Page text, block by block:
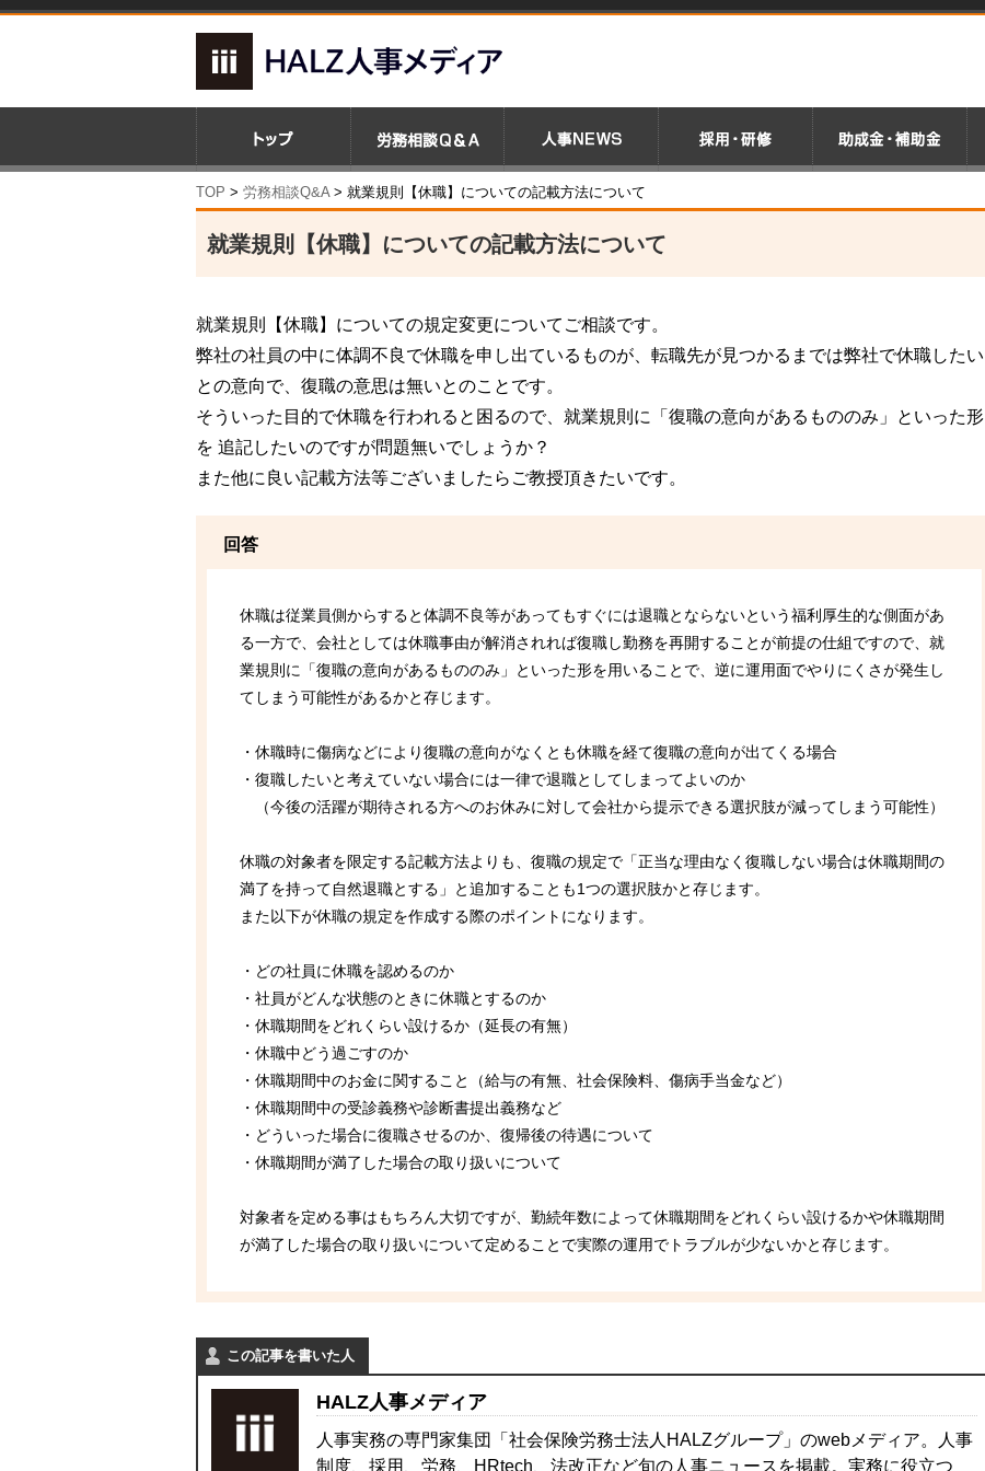
TOP > 労務相談Q&A> 就業規則【休職】についての記載方法について
就業規則【休職】についての記載方法について
就業規則【休職】についての規定変更についてご相談です。
弊社の社員の中に体調不良で休職を申し出ているものが、転職先が見つかるまでは弊社で休職したい
との意向で、復職の意思は無いとのことです。
そういった目的で休職を行われると困るので、就業規則に「復職の意向があるもののみ」といった形
を 追記したいのですが問題無いでしょうか？
また他に良い記載方法等ございましたらご教授頂きたいです。
回答
休職は従業員側からすると体調不良等があってもすぐには退職とならないという福利厚生的な側面があ
る一方で、会社としては休職事由が解消されれば復職し勤務を再開することが前提の仕組ですので、就
業規則に「復職の意向があるもののみ」といった形を用いることで、逆に運用面でやりにくさが発生し
てしまう可能性があるかと存じます。
・休職時に傷病などにより復職の意向がなくとも休職を経て復職の意向が出てくる場合
・復職したいと考えていない場合には一律で退職としてしまってよいのか
（今後の活躍が期待される方へのお休みに対して会社から提示できる選択肢が減ってしまう可能性）
休職の対象者を限定する記載方法よりも、復職の規定で「正当な理由なく復職しない場合は休職期間の
満了を持って自然退職とする」と追加することも1つの選択肢かと存じます。
また以下が休職の規定を作成する際のポイントになります。
・どの社員に休職を認めるのか
・社員がどんな状態のときに休職とするのか
・休職期間をどれくらい設けるか（延長の有無）
・休職中どう過ごすのか
・休職期間中のお金に関すること（給与の有無、社会保険料、傷病手当金など）
・休職期間中の受診義務や診断書提出義務など
・どういった場合に復職させるのか、復帰後の待遇について
・休職期間が満了した場合の取り扱いについて
対象者を定める事はもちろん大切ですが、勤続年数によって休職期間をどれくらい設けるかや休職期間
が満了した場合の取り扱いについて定めることで実際の運用でトラブルが少ないかと存じます。
この記事を書いた人
HALZ人事メディア
人事実務の専門家集団「社会保険労務士法人HALZグループ」のwebメディア。人事
制度、採用、労務、HRtech、法改正など旬の人事ニュースを掲載。実務に役立つ